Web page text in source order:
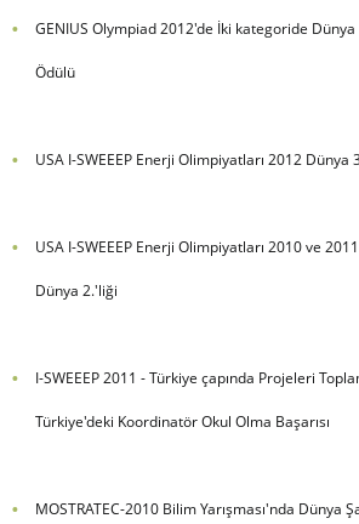
GENIUS Olympiad2012'de İki kategoride
Ödülü
USA I-SWEEEP Enerji Olimpiyatları 2012 Dünya
USA I-SWEEEP Enerji Olimpiyatları 2010 ve
Dünya 2.'liği
I-SWEEEP 2011 - Türkiye çapında Projeleri
Türkiye'deki Koordinatör Okul Olma Başarısı
MOSTRATEC-2010 Bilim Yarışması'nda Dünya